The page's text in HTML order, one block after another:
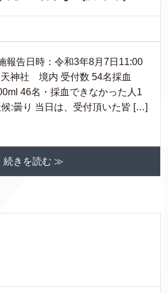
報告日時：令和3年8月7日11:00
天神社 境内 受付数 54名採血
46名・採血できなかった人1
:曇り 当日は、受付頂いた皆 […]
続きを読む ≫